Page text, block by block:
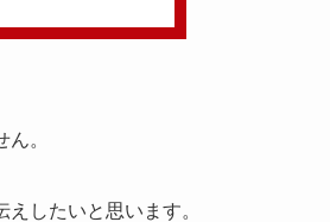
。
したいと思います。